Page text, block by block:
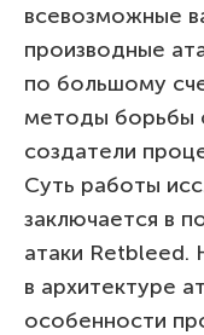
всевозможные
производные
по большому
методы борьбы
создатели
Суть работы
заключается в
атаки Retbleed.
в архитектуре
особенности